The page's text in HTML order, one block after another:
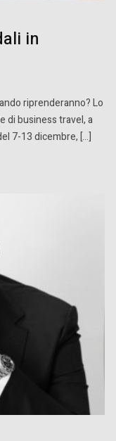
in
riprenderanno? Lo
di business travel, a
7-13 dicembre, […]